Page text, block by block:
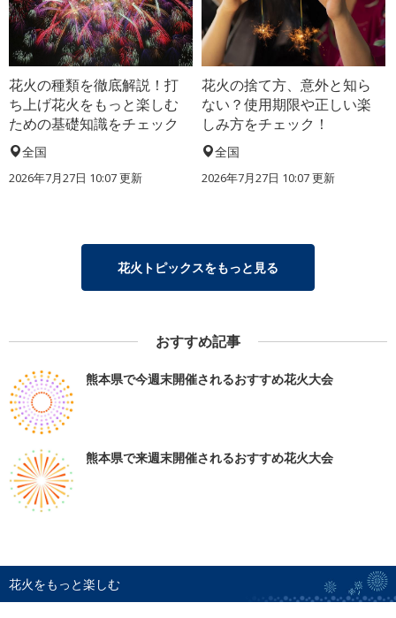
花火の種類を徹底解説！打
ち上げ花火をもっと楽しむ
ための基礎知識をチェック
全国
2026年7月27日 10:07 更新
花火の捨て方、意外と知ら
ない？使用期限や正しい楽
しみ方をチェック！
全国
2026年7月27日 10:07 更新
花火トピックスをもっと見る
おすすめ記事
熊本県で今週末開催されるおすすめ花火大会
熊本県で来週末開催されるおすすめ花火大会
花火をもっと楽しむ